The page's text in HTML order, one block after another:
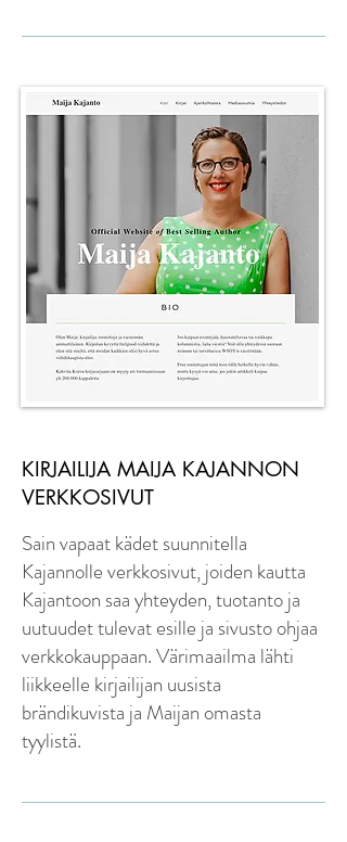
KIRJAILIJA MAIJA KAJANNON
VERKKOSIVUT
Sain vapaat kädet suunnitella
Kajannolle verkkosivut, joiden kautta
Kajantoon saa yhteyden, tuotanto ja
uutuudet tulevat esille ja sivusto ohjaa
verkkokauppaan. Värimaailma lähti
liikkeelle kirjailijan uusista
brändikuvista ja Maijan omasta
tyylistä.